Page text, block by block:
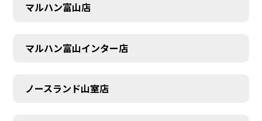
マルハン富山店
マルハン富山インター店
ノースランド山室店